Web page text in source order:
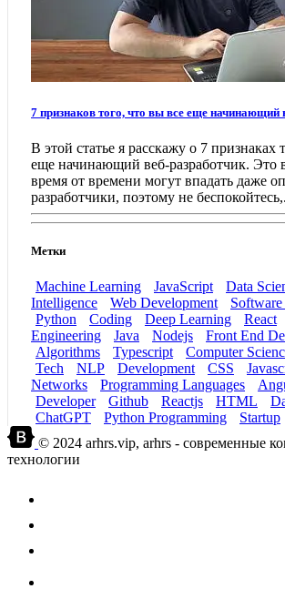
7 признаков того, что вы все еще начинающий
В этой статье я расскажу о 7 признаках
еще начинающий веб-разработчик. Это
время от времени могут впадать даже
разработчики, поэтому не
Метки
Machine Learning JavaScript Data
Intelligence
Web Development
Python
Coding Deep Learning React
Engineering
Java Nodejs
Front End
Algorithms
Typescript Computer
Tech
NLP Development CSS
Networks
Programming Languages
Developer
Github Reactjs HTML
ChatGPT
Python Programming Startup
© 2024 arhrs.vip, arhrs - современные
технологии